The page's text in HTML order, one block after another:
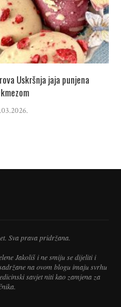
Uskršnja jaja punjena
Sva prava pridržana.
Jakoliš i ne smiju se dijeliti i
na ovom blogu imaju svrhu
savjet niti kao zamjena za